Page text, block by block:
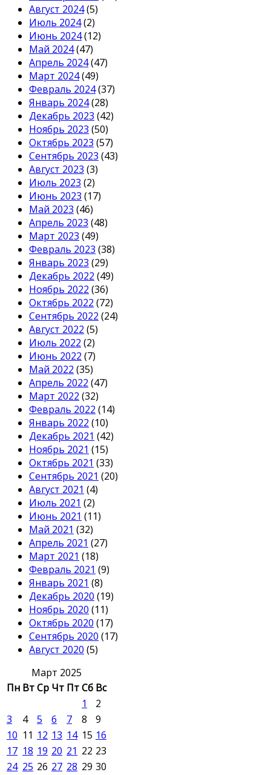
Август 2024(5)
Июль 2024(2)
Июнь 2024(12)
Май 2024(47)
Апрель 2024(47)
Март 2024(49)
Февраль 2024(37)
Январь 2024(28)
Декабрь 2023 (42)
Ноябрь 2023 (50)
Октябрь 2023 (57)
Сентябрь 2023 (43)
Август 2023 (3)
Июль 2023 (2)
Июнь 2023 (17)
Май 2023 (46)
Апрель 2023 (48)
Март 2023 (49)
Февраль 2023 (38)
Январь 2023 (29)
Декабрь 2022 (49)
Ноябрь 2022 (36)
Октябрь 2022 (72)
Сентябрь 2022 (24)
Август 2022 (5)
Июль 2022 (2)
Июнь 2022 (7)
Май 2022 (35)
Апрель 2022 (47)
Март 2022 (32)
Февраль 2022 (14)
Январь 2022 (10)
Декабрь 2021 (42)
Ноябрь 2021 (15)
Октябрь 2021 (33)
Сентябрь 2021 (20)
Август 2021 (4)
Июль 2021 (2)
Июнь 2021 (11)
Май 2021 (32)
Апрель 2021 (27)
Март 2021 (18)
Февраль 2021 (9)
Январь 2021 (8)
Декабрь 2020 (19)
Ноябрь 2020 (11)
Октябрь 2020 (17)
Сентябрь 2020 (17)
Август 2020 (5)
Март 2025
Пн ВтСр Чт ПтСб Вс
1
2
3
4 5 6 7 8
9
10 11 12 13 14 15 16
17 18 19 20 21 22 23
24 25 26 27 28 29 30